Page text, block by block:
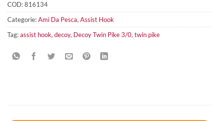
COD:816134
Categorie:Ami Da Pesca,Assist Hook
Tag:assist hook,decoy, Decoy Twin Pike 3/0,twin pike